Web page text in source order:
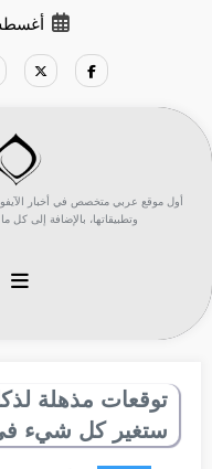
أغسطس
أول موقع عربي متخصص في أخبار
وتطبيقاتها، بالإضافة إلى كل
ستغير كل شيء في